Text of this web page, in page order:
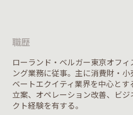
職歴
ローランド・ベルガー東京オフィ
ング業務に従事。主に消費財・
ベートエクイティ業界を中心と
立案、オペレーション改善、ビジ
クト経験を有する。